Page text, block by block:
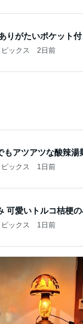
りがたいポケット
ックス 2日前
もアツアツな酸辣湯
ックス 1日前
可愛いトルコ桔梗
ックス 1日前